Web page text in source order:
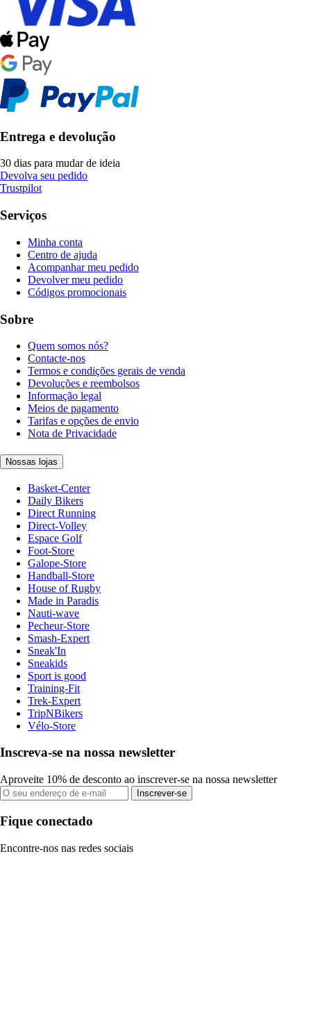
Entrega e devolução
30 dias para mudar de ideia
Devolva seu pedido
Trustpilot
Serviços
Minha conta
Centro de ajuda
Acompanhar meu pedido
Devolver meu pedido
Códigos promocionais
Sobre
Quem somos nós?
Contacte-nos
Termos e condições gerais de venda
Devoluções e reembolsos
Informação legal
Meios de pagamento
Tarifas e opções de envio
Nota de Privacidade
Nossas lojas
Basket-Center
Daily Bikers
Direct Running
Direct-Volley
Espace Golf
Foot-Store
Galope-Store
Handball-Store
House of Rugby
Made in Paradis
Nauti-wave
Pecheur-Store
Smash-Expert
Sneak'In
Sneakids
Sport is good
Training-Fit
Trek-Expert
TripNBikers
Vélo-Store
Inscreva-se na nossa newsletter
Aproveite 10% de desconto ao inscrever-se na nossa newsletter
Inscrever-se
Fique conectado
Encontre-nos nas redes sociais